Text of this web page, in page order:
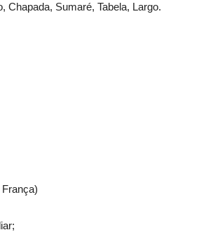
Chapada, Sumaré, Tabela, Largo.